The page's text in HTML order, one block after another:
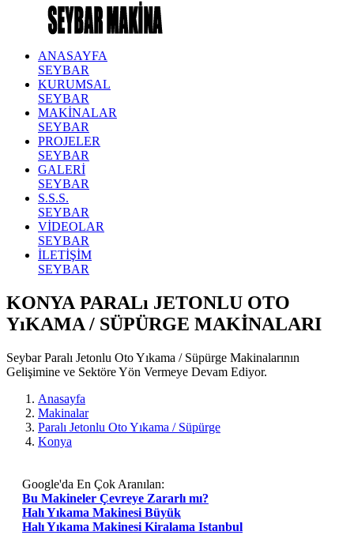
ANASAYFA
SEYBAR
KURUMSAL
SEYBAR
MAKİNALAR
SEYBAR
PROJELER
SEYBAR
GALERİ
SEYBAR
S.S.S.
SEYBAR
VİDEOLAR
SEYBAR
İLETİŞİM
SEYBAR
KONYA PARALı JETONLU OTO
YıKAMA / SÜPÜRGE MAKİNALARI
Seybar Paralı Jetonlu Oto Yıkama / Süpürge Makinalarının
Gelişimine ve Sektöre Yön Vermeye Devam Ediyor.
Anasayfa
Makinalar
Paralı Jetonlu Oto Yıkama / Süpürge
Konya
Google'da En Çok Aranılan:
Bu Makineler Çevreye Zararlı mı?
Halı Yıkama Makinesi Büyük
Halı Yıkama Makinesi Kiralama Istanbul